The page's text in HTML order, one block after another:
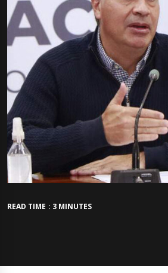
READ TIME : 3 MINUTES